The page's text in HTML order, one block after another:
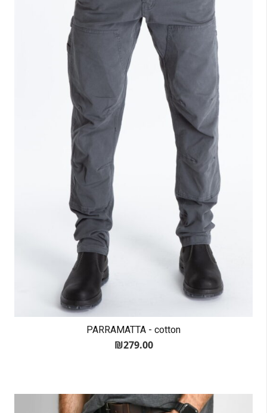
PARRAMATTA - cotton
₪279.00